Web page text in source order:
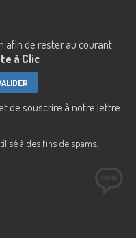
afin de rester au courant
à Clic
de souscrire à notre lettre
à des fins de spams.